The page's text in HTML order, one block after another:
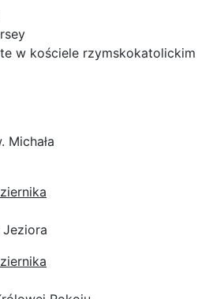
w kościele rzymskokatolickim
Michała
Jeziora